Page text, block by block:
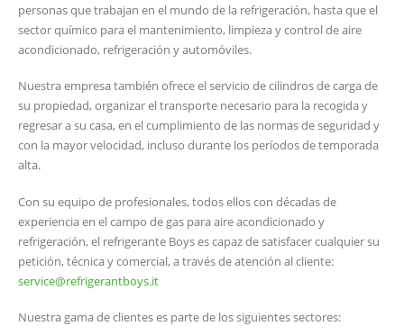
personas que trabajan en el mundo de la refrigeración, hasta que el
sector químico para el mantenimiento, limpieza y control de aire
acondicionado, refrigeración y automóviles.
Nuestra empresa también ofrece el servicio de cilindros de carga de
su propiedad, organizar el transporte necesario para la recogida y
regresar a su casa, en el cumplimiento de las normas de seguridad y
con la mayor velocidad, incluso durante los períodos de temporada
alta.
Con su equipo de profesionales, todos ellos con décadas de
experiencia en el campo de gas para aire acondicionado y
refrigeración, el refrigerante Boys es capaz de satisfacer cualquier su
petición, técnica y comercial, a través de atención al cliente:
service@refrigerantboys.it
Nuestra gama de clientes es parte de los siguientes sectores: